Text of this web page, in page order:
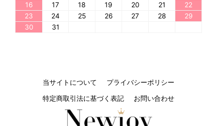
16
17 18 19 20 21
22
23
24 25 26 27 28
29
30
31
当サイトについて
プライバシーポリシー
特定商取引法に基づく表記
お問い合わせ